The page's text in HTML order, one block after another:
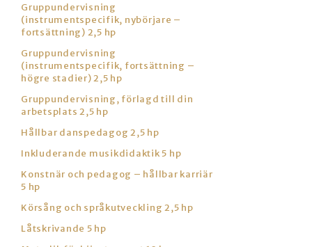
Gruppundervisning
(instrumentspecifik, nybörjare –
fortsättning) 2,5 hp
Gruppundervisning
(instrumentspecifik, fortsättning –
högre stadier) 2,5 hp
Gruppundervisning, förlagd till din
arbetsplats 2,5 hp
Hållbar danspedagog 2,5 hp
Inkluderande musikdidaktik 5 hp
Konstnär och pedagog – hållbar karriär
5 hp
Körsång och språkutveckling 2,5 hp
Låtskrivande 5 hp